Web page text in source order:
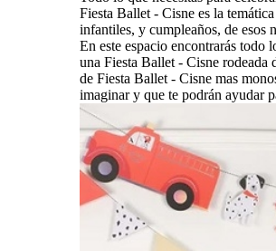
Fiesta Ballet - Cisne es la
infantiles, y cumpleaños, de esos
En este espacio encontrarás todo
una Fiesta Ballet - Cisne rodeada
de Fiesta Ballet - Cisne mas
imaginar y que te podrán ayudar